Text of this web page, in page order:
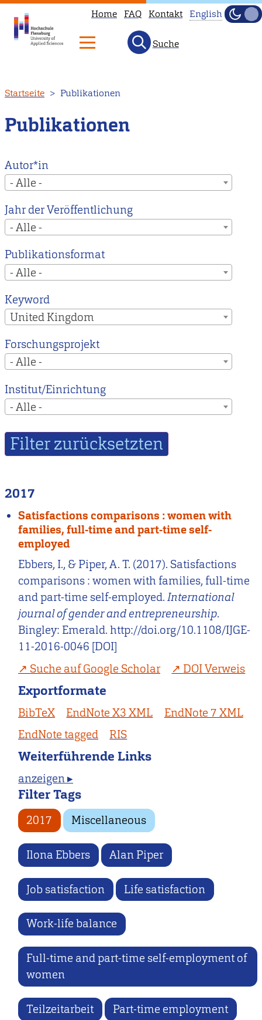
zum
Inhalt
Home FAQ Kontakt
to
our
main
instead.
English
Hell
Suche
Startseite Publikationen
Publikationen
Autor*in
- Alle -
Jahr der Veröffentlichung
- Alle -
Publikationsformat
- Alle -
Keyword
United Kingdom
Forschungsprojekt
- Alle -
Institut/Einrichtung
- Alle -
2017
Satisfactions comparisons : women with
families, full-time and part-time self-
employed
Ebbers, I., & Piper, A. T. (2017). Satisfactions
comparisons : women with families, full-time
and part-time self-employed.International
journal of gender and entrepreneurship.
Bingley: Emerald. http://doi.org/10.1108/IJGE-
11-2016-0046 [DOI]
Suche auf Google Scholar
DOI Verweis
Exportformate
BibTeX EndNote X3 XML
EndNote 7 XML
EndNote tagged
RIS
Weiterführende Links
anzeigen ▸
Filter Tags
2017 Miscellaneous
Ilona Ebbers Alan Piper
Job satisfaction Life satisfaction
Work-life balance
Full-time and part-time self-employment of
women
Teilzeitarbeit Part-time employment